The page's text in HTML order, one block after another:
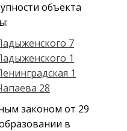
объекта
7
1
1
28
законом от 29
в